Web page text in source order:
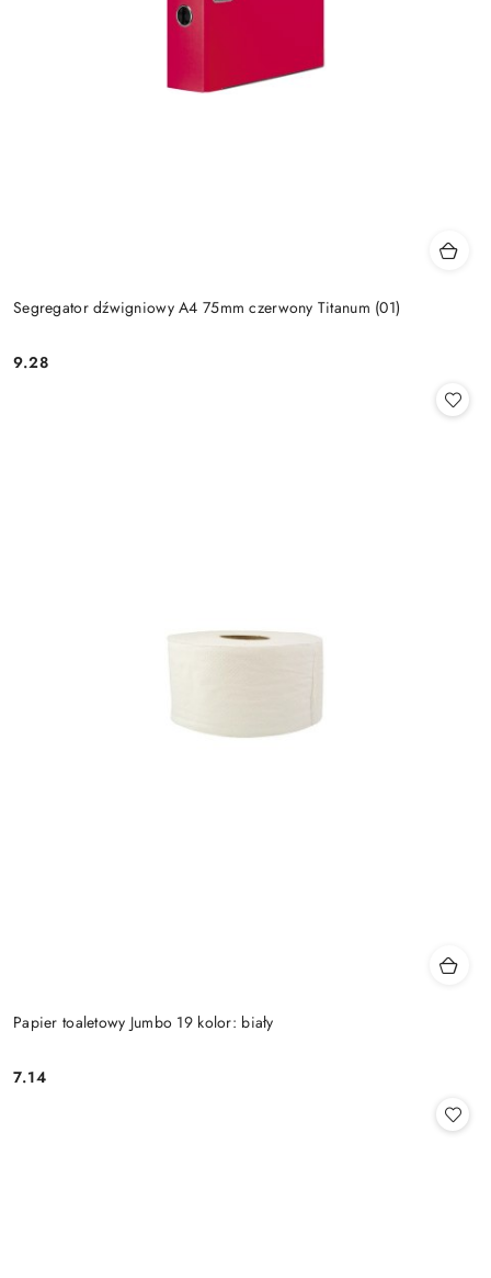
Segregator dźwigniowy A4 75mm czerwony Titanum (01)
Cena:
9.28
Papier toaletowy Jumbo 19 kolor: biały
Cena:
7.14